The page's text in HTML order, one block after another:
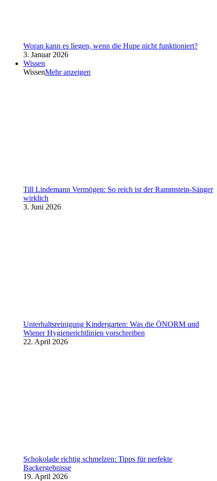
Woran kann es liegen, wenn die Hupe nicht funktioniert?
3. Januar 2026
Wissen
WissenMehr anzeigen
Till Lindemann Vermögen: So reich ist der Rammstein-Sänger
wirklich
3. Juni 2026
Unterhaltsreinigung Kindergarten: Was die ÖNORM und
Wiener Hygienerichtlinien vorschreiben
22. April 2026
Schokolade richtig schmelzen: Tipps für perfekte
Backergebnisse
19. April 2026